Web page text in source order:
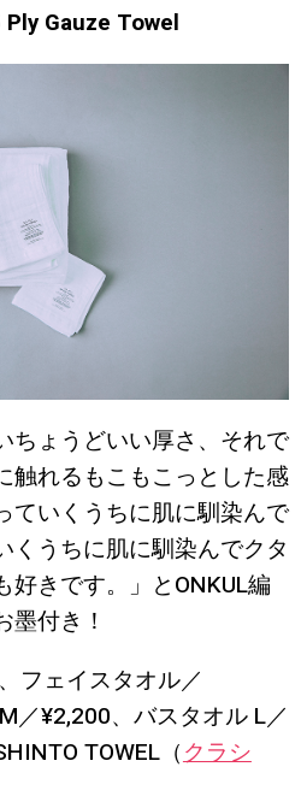
Gauze Towel
ちょうどいい厚さ、それで
触れるもこもこっとした感
ていくうちに肌に馴染んで
くうちに肌に馴染んでクタ
好きです。」とONKUL編
付き！
フェイスタオル／
／¥2,200、バスタオル L／
TOWEL（クラシ